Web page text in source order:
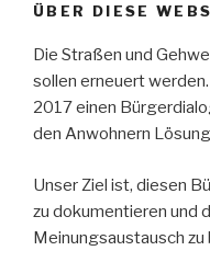
ÜBER DIESE
Die Straßen und
sollen erneuert
2017 einen
den Anwohnern
Unser Ziel ist, diesen
zu dokumentieren und
Meinungsaustausch zu